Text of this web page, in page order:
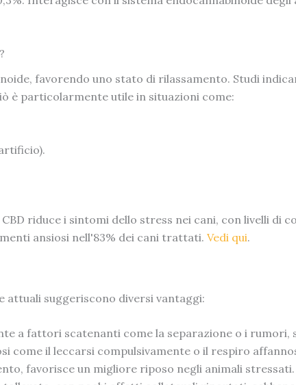
favorendo uno stato di rilassamento. Studi
è particolarmente utile in situazioni come:
riduce i sintomi dello stress nei cani, con livelli di
ansiosi nell'83% dei cani trattati. Vedi qui.
attuali suggeriscono diversi vantaggi:
a fattori scatenanti come la separazione o i rumori,
come il leccarsi compulsivamente o il respiro
favorisce un migliore riposo negli animali stressati.